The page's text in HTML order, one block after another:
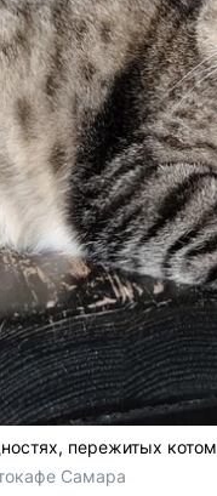
пережитых котом
Самара